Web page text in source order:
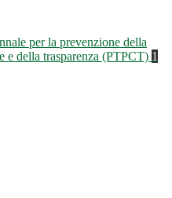
per la prevenzione della
e della trasparenza (PTPCT) 1